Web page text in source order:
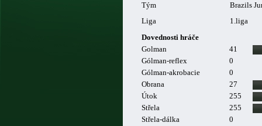
Tým
Brazils
Liga
1.liga
Dovednosti hráče
Golman
41
Gólman-reflex
0
Gólman-akrobacie
0
Obrana
27
Útok
255
Střela
255
Střela-dálka
0